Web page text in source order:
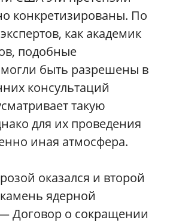
конкретизированы. По
как академик
подобные
быть разрешены в
консультаций
такую
для их проведения
иная атмосфера.
оказался и второй
ядерной
Договор о сокращении